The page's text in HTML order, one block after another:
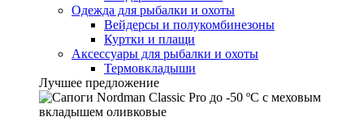
Одежда для рыбалки и охоты
Вейдерсы и полукомбинезоны
Куртки и плащи
Аксессуары для рыбалки и охоты
Термовкладыши
Лучшее предложение